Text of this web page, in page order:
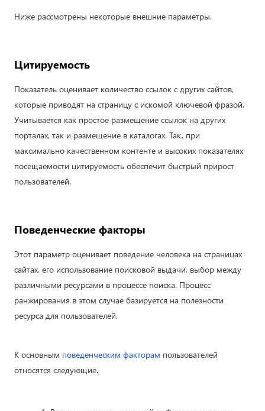
Ниже рассмотрены некоторые внешние параметры.
Цитируемость
Показатель оценивает количество ссылок с других сайтов,
которые приводят на страницу с искомой ключевой фразой.
Учитывается как простое размещение ссылок на других
порталах, так и размещение в каталогах. Так, при
максимально качественном контенте и высоких показателях
посещаемости цитируемость обеспечит быстрый прирост
пользователей.
Поведенческие факторы
Этот параметр оценивает поведение человека на страницах
сайтах, его использование поисковой выдачи, выбор между
различными ресурсами в процессе поиска. Процесс
ранжирования в этом случае базируется на полезности
ресурса для пользователей.
К основным поведенческим факторам пользователей
относятся следующие.